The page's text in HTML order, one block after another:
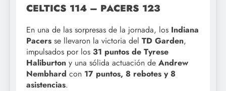
CELTICS 114 – PACERS 123
En una de las sorpresas de la jornada, los Indiana
Pacers se llevaron la victoria del TD Garden,
impulsados por los 31 puntos de Tyrese
Haliburton y una sólida actuación de Andrew
Nembhard con 17 puntos, 8 rebotes y 8
asistencias.